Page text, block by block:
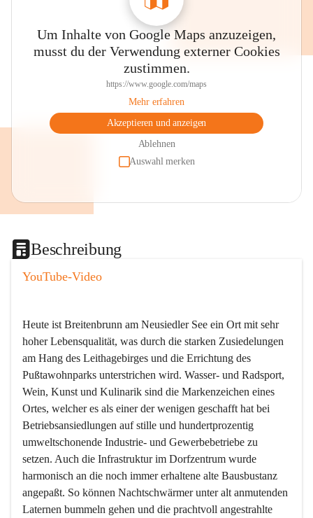
Um Inhalte von Google Maps anzuzeigen,
musst du der Verwendung externer Cookies
zustimmen.
https://www.google.com/maps
Mehr erfahren
Akzeptieren und anzeigen
Ablehnen
Auswahl merken
Beschreibung
YouTube-Video
Heute ist Breitenbrunn am Neusiedler See ein Ort mit sehr
hoher Lebensqualität, was durch die starken Zusiedelungen
am Hang des Leithagebirges und die Errichtung des
Pußtawohnparks unterstrichen wird. Wasser- und Radsport,
Wein, Kunst und Kulinarik sind die Markenzeichen eines
Ortes, welcher es als einer der wenigen geschafft hat bei
Betriebsansiedlungen auf stille und hundertprozentig
umweltschonende Industrie- und Gewerbebetriebe zu
setzen. Auch die Infrastruktur im Dorfzentrum wurde
harmonisch an die noch immer erhaltene alte Bausbustanz
angepaßt. So können Nachtschwärmer unter alt anmutenden
Laternen bummeln gehen und die prachtvoll angestrahlte